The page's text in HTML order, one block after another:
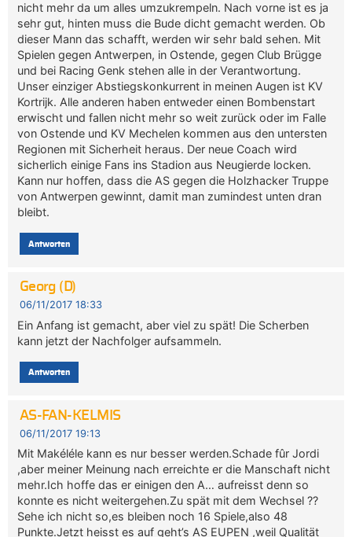
nicht mehr da um alles umzukrempeln. Nach vorne ist es ja
sehr gut, hinten muss die Bude dicht gemacht werden. Ob
dieser Mann das schafft, werden wir sehr bald sehen. Mit
Spielen gegen Antwerpen, in Ostende, gegen Club Brügge
und bei Racing Genk stehen alle in der Verantwortung.
Unser einziger Abstiegskonkurrent in meinen Augen ist KV
Kortrijk. Alle anderen haben entweder einen Bombenstart
erwischt und fallen nicht mehr so weit zurück oder im Falle
von Ostende und KV Mechelen kommen aus den untersten
Regionen mit Sicherheit heraus. Der neue Coach wird
sicherlich einige Fans ins Stadion aus Neugierde locken.
Kann nur hoffen, dass die AS gegen die Holzhacker Truppe
von Antwerpen gewinnt, damit man zumindest unten dran
bleibt.
Antworten
Georg (D)
06/11/2017 18:33
Ein Anfang ist gemacht, aber viel zu spät! Die Scherben
kann jetzt der Nachfolger aufsammeln.
Antworten
AS-FAN-KELMIS
06/11/2017 19:13
Mit Makéléle kann es nur besser werden.Schade fûr Jordi
,aber meiner Meinung nach erreichte er die Manschaft nicht
mehr.Ich hoffe das er einigen den A… aufreisst denn so
konnte es nicht weitergehen.Zu spät mit dem Wechsel ??
Sehe ich nicht so,es bleiben noch 16 Spiele,also 48
Punkte.Jetzt heisst es auf geht’s AS EUPEN ,weil Qualität